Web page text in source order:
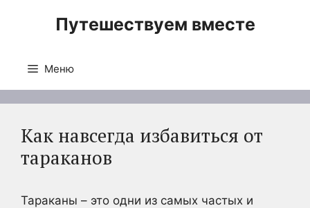
Путешествуем вместе
Меню
Как навсегда избавиться от
тараканов
Тараканы – это одни из самых частых и